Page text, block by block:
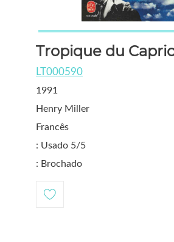
Tropique du
LT000590
1991
Henry Miller
Francês
: Usado 5/5
: Brochado